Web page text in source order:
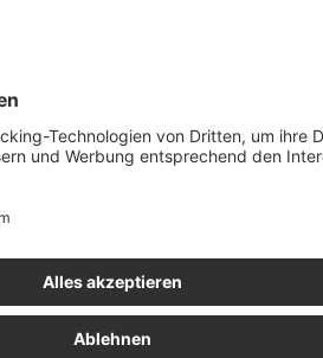
Dann sind Big Boxen von AUER
zudem eine einwandfreie